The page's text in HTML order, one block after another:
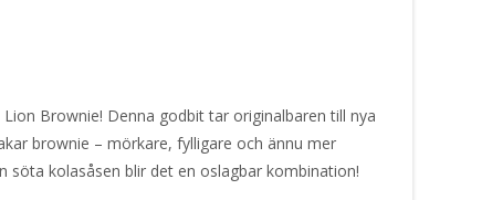
Brownie! Denna godbit tar originalbaren till nya
brownie – mörkare, fylligare och ännu mer
söta kolasåsen blir det en oslagbar kombination!